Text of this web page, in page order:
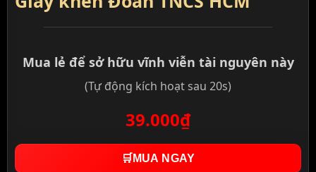
Mua lẻ để sở hữu vĩnh viễn tài nguyên này
(Tự động kích hoạt sau 20s)
39.000₫
🛒 MUA NGAY